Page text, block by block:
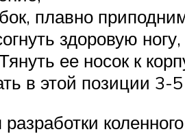
плавно
здоровую
ее носок к
в этой позиции 3-